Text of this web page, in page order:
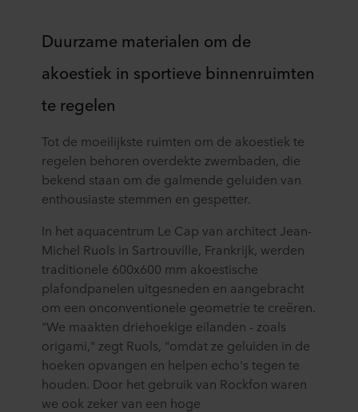
Duurzame materialen om de
akoestiek in sportieve binnenruimten
te regelen
Tot de moeilijkste ruimten om de akoestiek te
regelen behoren overdekte zwembaden, die
bekend staan om de galmende geluiden van
enthousiaste stemmen en gespetter.
In het aquacentrum Le Cap van architect Jean-
Michel Ruols in Sartrouville, Frankrijk, werden
traditionele 600x600 mm akoestische
plafondpanelen uitgesneden en aangebracht
om een onconventionele geometrie te creëren.
"We maakten driehoekige eilanden - zoals
origami," zegt Ruols, "omdat ze geluiden in de
hoeken opvangen en helpen echo's tegen te
houden. Door het gebruik van Rockfon waren
we ook zeker van een hoge